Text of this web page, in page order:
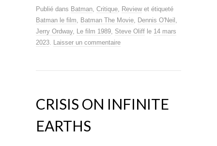
Publié dans Batman, Critique, Reviewet étiqueté
Batman le film, Batman The Movie, Dennis O'Neil ,
Jerry Ordway, Le film 1989, Steve Oliff le 14 mars
2023. Laisser un commentaire
CRISIS ON INFINITE
EARTHS